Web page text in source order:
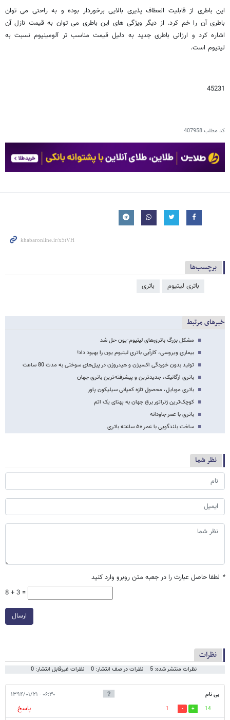
قدیمی برخوردارند بلکه خطری برای محیط زیست نیز محسوب نمی شوند و هیچ
گونه احتمال انفجاری نیز در آنها وجود ندارد. این باطری حتی در صورت مخدوش
شدن یا وارد کردن هر گونه ضربه ای به آن نیز منفجر نمی شود.
این باطری از قابلیت انعطاف پذیری بالایی برخوردار بوده و به راحتی می توان
باطری آن را خم کرد. از دیگر ویژگی های این باطری می توان به قیمت نازل آن
اشاره کرد و ارزانی باطری جدید به دلیل قیمت مناسب تر آلومینیوم نسبت به
لیتیوم است.
باتری لیتیوم باتری
بیماری ویروسی، کارآیی باتری لیتیوم یون را بهبود داد!
نظر شما
لطفا حاصل عبارت را در جعبه متن روبرو وارد کنید
8 + 3 =